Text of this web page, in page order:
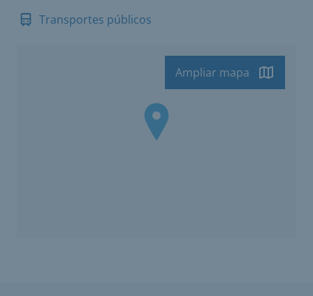
Transportes públicos
Ampliar mapa